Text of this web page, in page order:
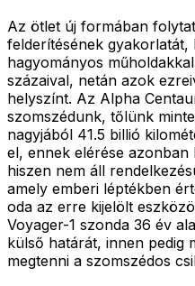
Az ötlet új formában
felderítésének gyakorlatát,
hagyományos
százaival, netán azok
helyszínt. Az Alpha
szomszédunk, tőlünk
nagyjából 41.5 billió
el, ennek elérése
hiszen nem áll
amely emberi léptékben
oda az erre kijelölt
Voyager-1 szonda 36 év
külső határát, innen pedig
megtenni a szomszédos